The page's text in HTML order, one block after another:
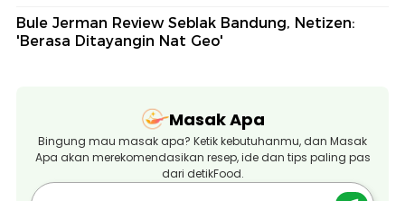
Bule Jerman Review Seblak Bandung, Netizen:
'Berasa Ditayangin Nat Geo'
Masak Apa
Bingung mau masak apa? Ketik kebutuhanmu, dan Masak
Apa akan merekomendasikan resep, ide dan tips paling pas
dari detikFood.